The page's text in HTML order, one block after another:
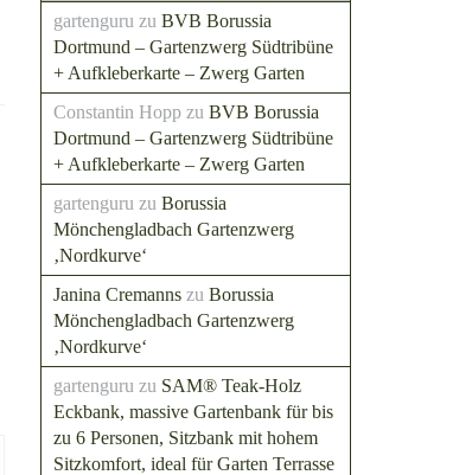
gartenguru zu BVB Borussia
Dortmund – Gartenzwerg Südtribüne
+ Aufkleberkarte – Zwerg Garten
Constantin Hoppzu BVB Borussia
Dortmund – Gartenzwerg Südtribüne
+ Aufkleberkarte – Zwerg Garten
gartenguru zu Borussia
Mönchengladbach Gartenzwerg
‚Nordkurve‘
Janina Cremannszu Borussia
Mönchengladbach Gartenzwerg
‚Nordkurve‘
gartenguru zu SAM® Teak-Holz
Eckbank, massive Gartenbank für bis
zu 6 Personen, Sitzbank mit hohem
Sitzkomfort, ideal für Garten Terrasse